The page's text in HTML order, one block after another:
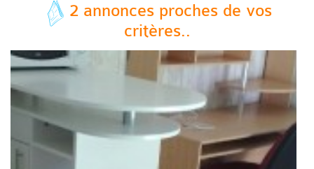
2 annonces proches de vos
critères..